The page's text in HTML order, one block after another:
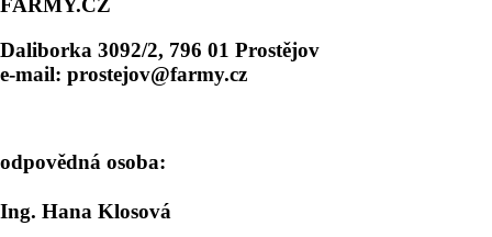
FARMY.CZ
Daliborka 3092/2, 796 01 Prostějov
e-mail: prostejov@farmy.cz
odpovědná osoba:
Ing. Hana Klosová